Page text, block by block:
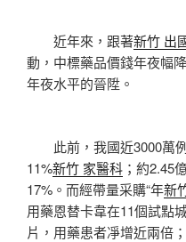
近年來，跟著新竹 出
動，中標藥品價錢年夜幅
年夜水平的晉陞。
此前，我國近3000萬
11%新竹 家醫科 ；約2.45
17%。而經帶量采購“年新
用藥恩替卡韋在11個試點
片，用藥患者凈增近兩倍